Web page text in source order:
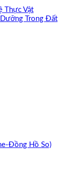
Thực Vật
Trong Đất
Đồng Hồ So)